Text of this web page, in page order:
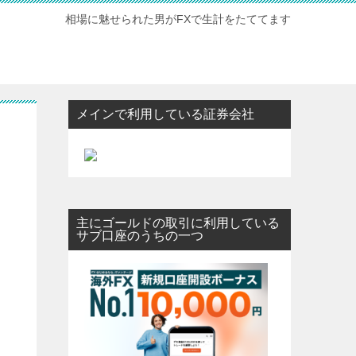
相場に魅せられた男がFXで生計をたててます
メインで利用している証券会社
主にゴールドの取引に利用している
サブ口座のうちの一つ